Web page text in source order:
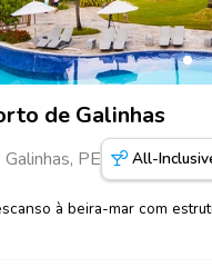
de Galinhas
PE All-
à beira-mar com